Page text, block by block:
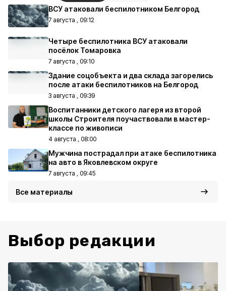
ВСУ атаковали беспилотником Белгород
7 августа , 09:12
Четыре беспилотника ВСУ атаковали
посёлок Томаровка
7 августа , 09:10
Здание соцобъекта и два склада загорелись
после атаки беспилотников на Белгород
3 августа , 09:39
Воспитанники детского лагеря из второй
школы Строителя поучаствовали в мастер-
классе по живописи
4 августа , 08:00
Мужчина пострадал при атаке беспилотника
на авто в Яковлевском округе
7 августа , 09:45
Все материалы
Выбор редакции